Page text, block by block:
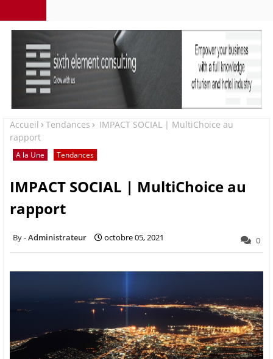
Accueil Tendances
IMPACT SOCIAL | MultiChoice au
rapport
A la Une Tendances
IMPACT SOCIAL | MultiChoice au
rapport
Administrateur octobre 05, 2021 0